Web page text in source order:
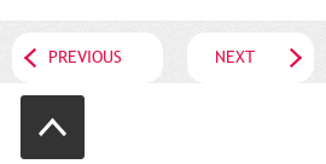
PREVIOUS NEXT